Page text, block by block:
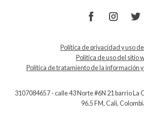
Política de privacidad y uso
Política de uso del sitio
Política de tratamiento de la información
3107084657 - calle 43 Norte #6N 21 barrio La
96.5 FM, Cali,